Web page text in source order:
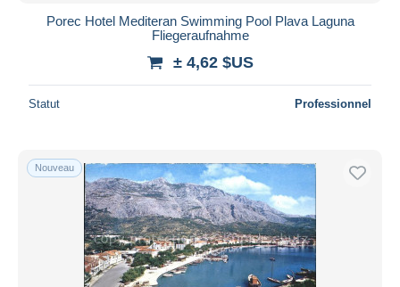
Porec Hotel Mediteran Swimming Pool Plava Laguna
Fliegeraufnahme
± 4,62 $US
Statut Professionnel
Nouveau